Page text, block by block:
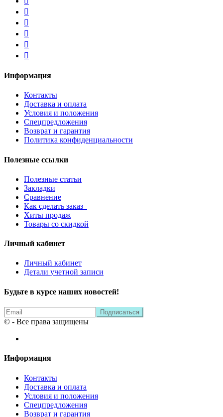
Информация
Контакты
Доставка и оплата
Условия и положения
Спецпредложения
Возврат и гарантия
Политика конфиденциальности
Полезные ссылки
Полезные статьи
Закладки
Сравнение
Как сделать заказ
Хиты продаж
Товары со скидкой
Личный кабинет
Личный кабинет
Детали учетной записи
Будьте в курсе наших новостей!
© - Все права защищены
Информация
Контакты
Доставка и оплата
Условия и положения
Спецпредложения
Возврат и гарантия